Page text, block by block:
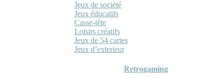
Jeux de société
Jeux éducatifs
Casse-tête
Loisirs créatifs
Jeux de 54 cartes
Jeux d’exterieur
Retrogaming